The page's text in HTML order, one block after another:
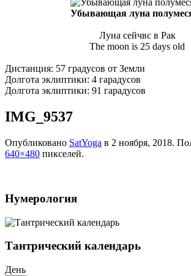
Убывающая луна
Луна сейчвс в Рак
The moon is 25 days old
Дистанция: 57 градусов от Земли
Долгота эклиптики: 4 гарадусов
Долгота эклиптики: 91 гарадусов
IMG_9537
Опубликовано SatYoga в 2 ноября, 2018.
640×480 пикселей.
Нумерология
Тантрический календарь
День